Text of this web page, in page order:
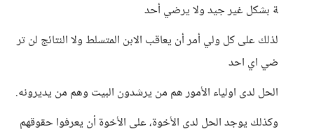
ة بشكل غير جيد ولا يرضي أحد
لذلك على كل ولي أمر أن يعاقب الابن المتسلط ولا النتائج لن تر
ضي اي احد
الحل لدى اولياء الأمور هم من يرشدون البيت وهم من يديرونه.
وكذلك يوجد الحل لدى الأخوة، على الأخوة أن يعرفوا حقوقهم